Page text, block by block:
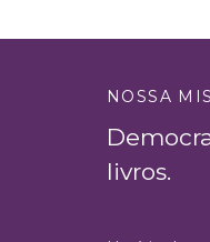
NOSSA
livros.